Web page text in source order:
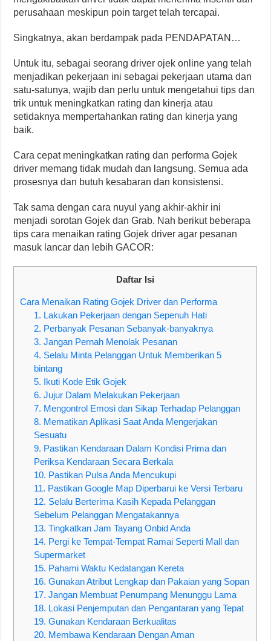
perusahaan meskipun poin target telah tercapai.
Singkatnya, akan berdampak pada PENDAPATAN…
Untuk itu, sebagai seorang driver ojek online yang telah
menjadikan pekerjaan ini sebagai pekerjaan utama dan
satu-satunya, wajib dan perlu untuk mengetahui tips dan
trik untuk meningkatkan rating dan kinerja atau
setidaknya mempertahankan rating dan kinerja yang
baik.
Cara cepat meningkatkan rating dan performa Gojek
driver memang tidak mudah dan langsung. Semua ada
prosesnya dan butuh kesabaran dan konsistensi.
Tak sama dengan cara nuyul yang akhir-akhir ini
menjadi sorotan Gojek dan Grab. Nah berikut beberapa
tips cara menaikan rating Gojek driver agar pesanan
masuk lancar dan lebih GACOR:
Daftar Isi
Cara Menaikan Rating Gojek Driver dan Performa
1. Lakukan Pekerjaan dengan Sepenuh Hati
2. Perbanyak Pesanan Sebanyak-banyaknya
3. Jangan Pernah Menolak Pesanan
4. Selalu Minta Pelanggan Untuk Memberikan 5
bintang
5. Ikuti Kode Etik Gojek
6. Jujur Dalam Melakukan Pekerjaan
7. Mengontrol Emosi dan Sikap Terhadap Pelanggan
8. Mematikan Aplikasi Saat Anda Mengerjakan
Sesuatu
9. Pastikan Kendaraan Dalam Kondisi Prima dan
Periksa Kendaraan Secara Berkala
10. Pastikan Pulsa Anda Mencukupi
11. Pastikan Google Map Diperbarui ke Versi Terbaru
12. Selalu Berterima Kasih Kepada Pelanggan
Sebelum Pelanggan Mengatakannya
13. Tingkatkan Jam Tayang Onbid Anda
14. Pergi ke Tempat-Tempat Ramai Seperti Mall dan
Supermarket
15. Pahami Waktu Kedatangan Kereta
16. Gunakan Atribut Lengkap dan Pakaian yang Sopan
17. Jangan Membuat Penumpang Menunggu Lama
18. Lokasi Penjemputan dan Pengantaran yang Tepat
19. Gunakan Kendaraan Berkualitas
20. Membawa Kendaraan Dengan Aman